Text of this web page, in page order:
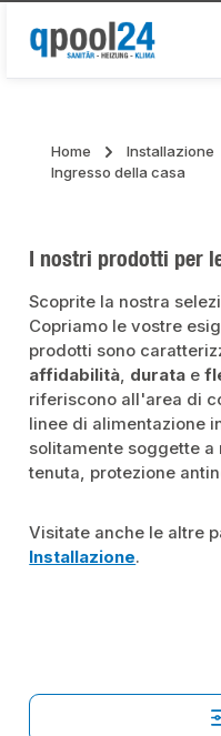
Passa al contenuto
Home Installazione
Ingresso della casa
I nostri prodotti per
Scoprite la nostra
Copriamo le vostre
prodotti sono
affidabilità, durata e
riferiscono all'area di
linee di alimentazione
solitamente soggette
tenuta, protezione
Visitate anche le altre
Installazione.